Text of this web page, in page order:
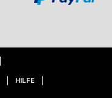
HILFE